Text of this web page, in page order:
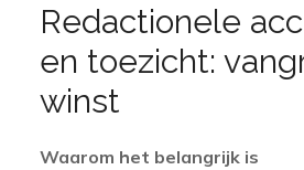
Redactionele
en toezicht:
winst
Waarom het belangrijk is